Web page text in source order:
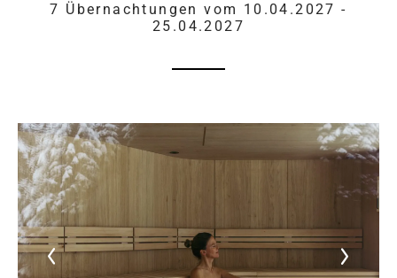
7 Übernachtungen vom 10.04.2027 -
25.04.2027